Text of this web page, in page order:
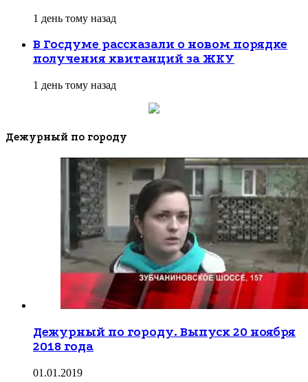
1 день тому назад
В Госдуме рассказали о новом порядке
получения квитанций за ЖКУ
1 день тому назад
Дежурный по городу
Дежурный по городу. Выпуск 20 ноября
2018 года
01.01.2019